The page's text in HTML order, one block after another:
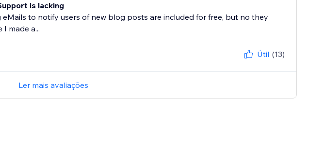
is lacking
to notify users of new blog posts are included for free, but no they
made a...
Útil (13)
Ler mais avaliações